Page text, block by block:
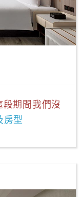
期間我們沒
房型